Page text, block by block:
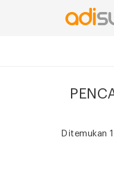
Ditemukan